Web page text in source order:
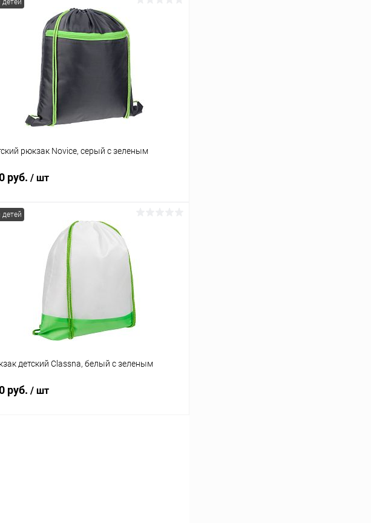
рюкзак Novice, серый с зеленым
руб. / шт
В корзину
Купить в 1 клик К сравнению
В наличии
детский Classna, белый с зеленым
руб. / шт